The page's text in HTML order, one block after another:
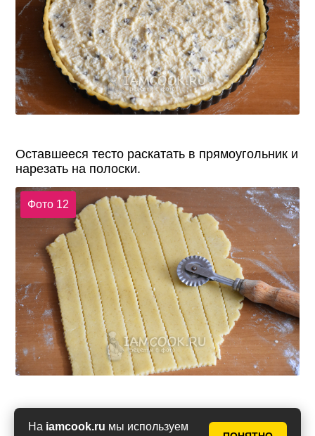
На iamcook.ru мы используем
Оставшееся тесто раскатать в прямоугольник и
нарезать на полоски.
Фото 12
крема из рикотты в виде решетки.